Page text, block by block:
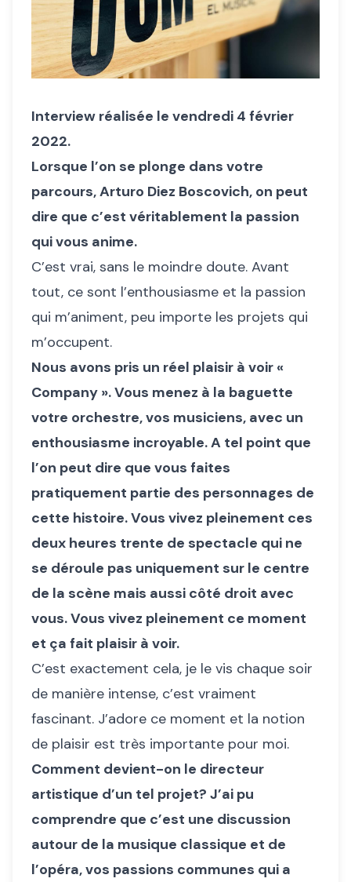
Interview réalisée le vendredi 4 février
2022.
Lorsque l’on se plonge dans votre
parcours, Arturo Diez Boscovich, on peut
dire que c’est véritablement la passion
qui vous anime.
C’est vrai, sans le moindre doute. Avant
tout, ce sont l’enthousiasme et la passion
qui m’animent, peu importe les projets qui
m’occupent.
Nous avons pris un réel plaisir à voir «
Company ». Vous menez à la baguette
votre orchestre, vos musiciens, avec un
enthousiasme incroyable. A tel point que
l’on peut dire que vous faites
pratiquement partie des personnages de
cette histoire. Vous vivez pleinement ces
deux heures trente de spectacle qui ne
se déroule pas uniquement sur le centre
de la scène mais aussi côté droit avec
vous. Vous vivez pleinement ce moment
et ça fait plaisir à voir.
C’est exactement cela, je le vis chaque soir
de manière intense, c’est vraiment
fascinant. J’adore ce moment et la notion
de plaisir est très importante pour moi.
Comment devient-on le directeur
artistique d’un tel projet? J’ai pu
comprendre que c’est une discussion
autour de la musique classique et de
l’opéra, vos passions communes qui a